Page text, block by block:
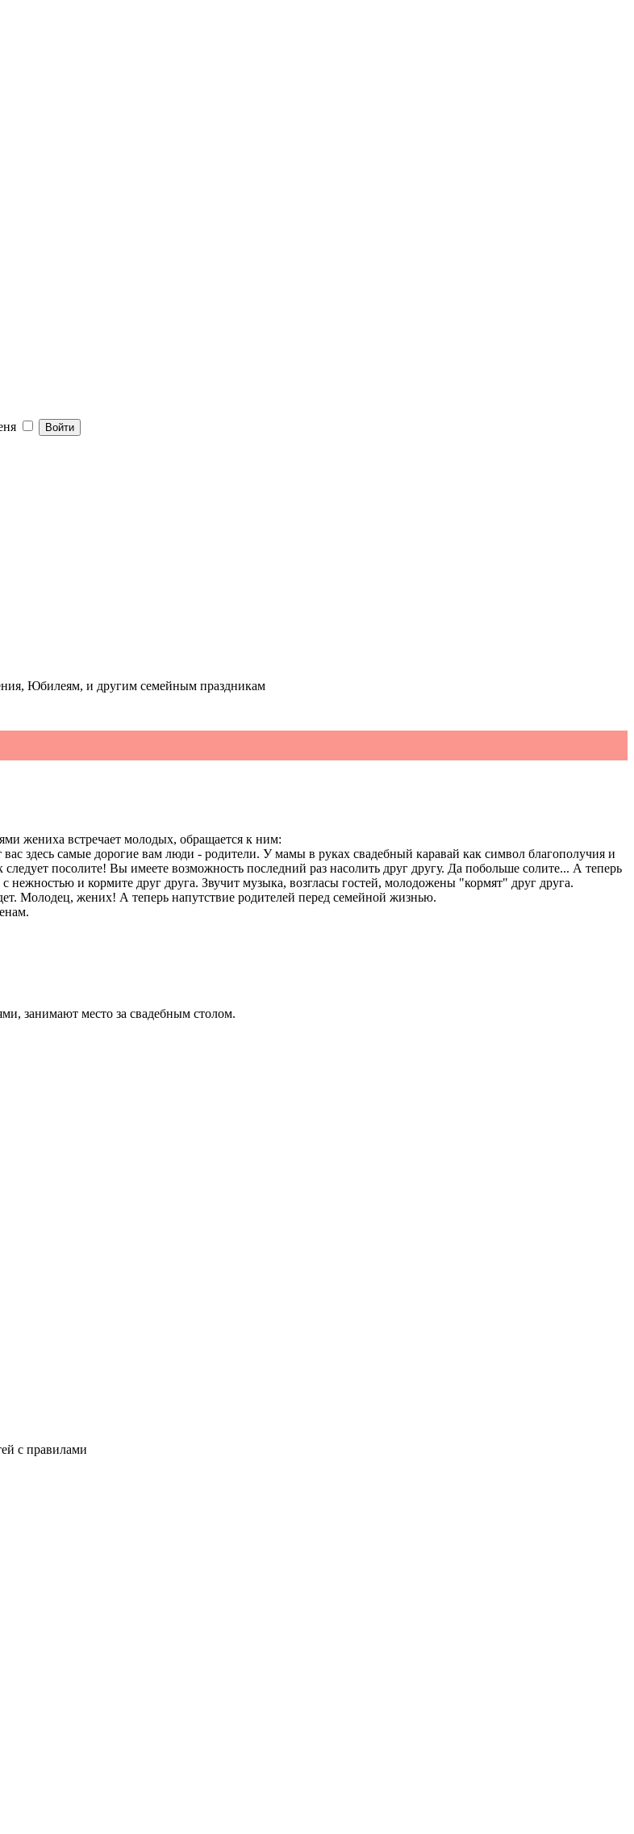
Юбилеям, и другим семейным праздникам
жениха встречает молодых, обращается к ним:
здесь самые дорогие вам люди - родители. У мамы в руках свадебный каравай как символ благополучия и
посолите! Вы имеете возможность последний раз насолить друг другу. Да побольше солите... А теперь
нежностью и кормите друг друга. Звучит музыка, возгласы гостей, молодожены "кормят" друг друга.
Молодец, жених! А теперь напутствие родителей перед семейной жизнью.
занимают место за свадебным столом.
с правилами